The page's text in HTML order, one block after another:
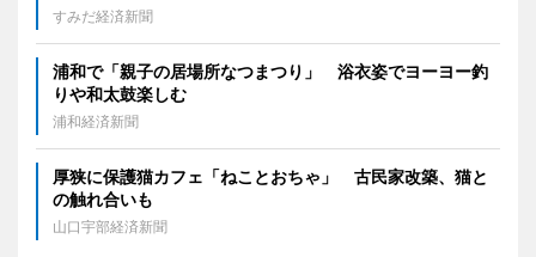
すみだ経済新聞
浦和で「親子の居場所なつまつり」 浴衣姿でヨーヨー釣
りや和太鼓楽しむ
浦和経済新聞
厚狭に保護猫カフェ「ねことおちゃ」 古民家改築、猫と
の触れ合いも
山口宇部経済新聞